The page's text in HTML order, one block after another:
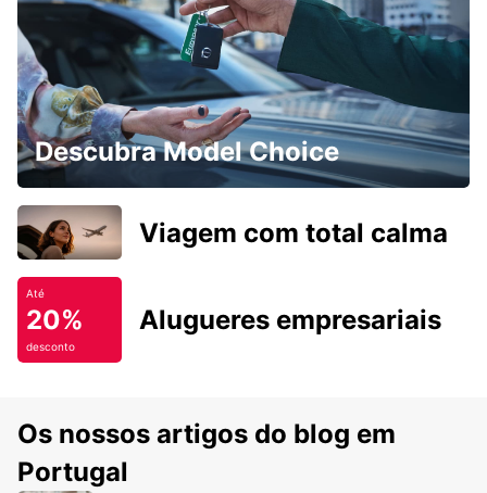
Descubra Model Choice
Viagem com total calma
Até
20%
desconto
Alugueres empresariais
Os nossos artigos do blog em
Portugal